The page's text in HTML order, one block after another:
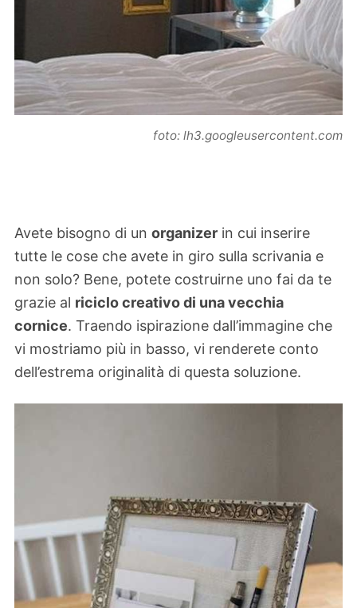
foto: lh3.googleusercontent.com
Avete bisogno di un organizer in cui inserire
tutte le cose che avete in giro sulla scrivania e
non solo? Bene, potete costruirne uno fai da te
grazie al riciclo creativo di una vecchia
cornice. Traendo ispirazione dall’immagine che
vi mostriamo più in basso, vi renderete conto
dell’estrema originalità di questa soluzione.